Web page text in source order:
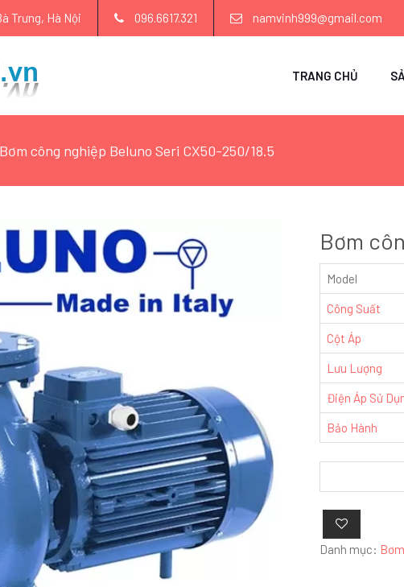
Trưng, Hà Nội 096.6617.321 namvinh999@gmail.com
TRANG CHỦ
Bơm công nghiệp Beluno Seri CX50-250/18.5
Bơm
Model
Công Suất
Cột Áp
Lưu Lượng
Điện Áp Sử
Bảo Hành
Danh mục: